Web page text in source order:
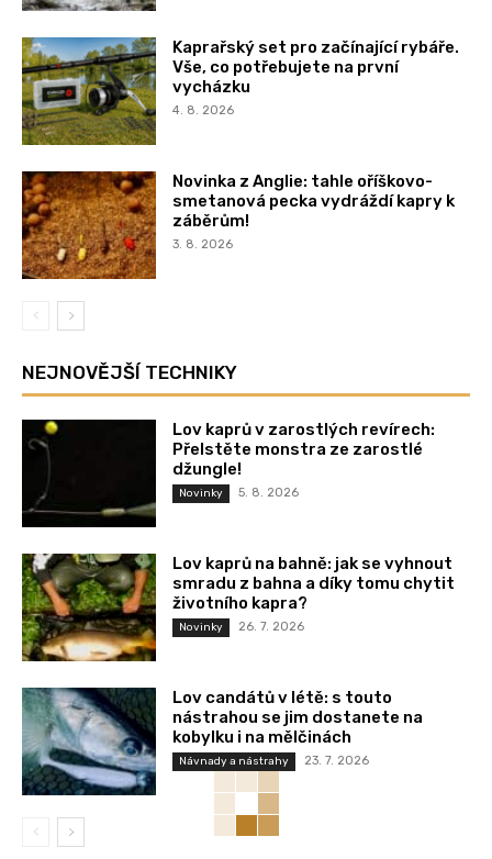
Kaprařský set pro začínající rybáře.
Vše, co potřebujete na první
vycházku
4. 8. 2026
Novinka z Anglie: tahle oříškovo-
smetanová pecka vydráždí kapry k
záběrům!
3. 8. 2026
NEJNOVĚJŠÍ TECHNIKY
Lov kaprů v zarostlých revírech:
Přelstěte monstra ze zarostlé
džungle!
Novinky 5. 8. 2026
Lov kaprů na bahně: jak se vyhnout
smradu z bahna a díky tomu chytit
životního kapra?
Novinky 26. 7. 2026
Lov candátů v létě: s touto
nástrahou se jim dostanete na
kobylku i na mělčinách
Návnady a nástrahy 23. 7. 2026